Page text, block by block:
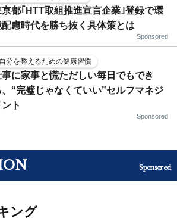
京都｢HTT取組推進宣言企業｣登録で環
配慮時代を勝ち抜く具体策とは
Sponsored
自分を整えるための健康習慣
事に家事と慌ただしい毎日でもでき
、“完璧じゃなくていい”セルフマネジ
ント
Sponsored
Sponsored
ング